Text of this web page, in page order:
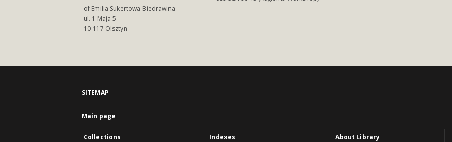
of Emilia Sukertowa-Biedrawina
ul. 1 Maja 5
10-117 Olsztyn
SITEMAP
Main page
Collections Indexes About Library